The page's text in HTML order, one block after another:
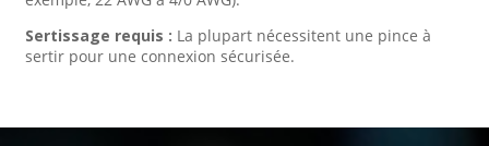
Sertissage requis : La plupart nécessitent une pince à
sertir pour une connexion sécurisée.